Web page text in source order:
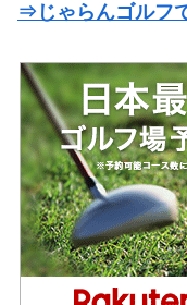
⇒じゃらんゴルフ